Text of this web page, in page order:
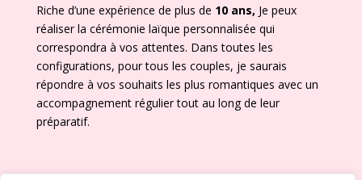
Riche d’une expérience de plus de 10 ans, Je peux
réaliser la cérémonie laïque personnalisée qui
correspondra à vos attentes. Dans toutes les
configurations, pour tous les couples, je saurais
répondre à vos souhaits les plus romantiques avec un
accompagnement régulier tout au long de leur
préparatif.